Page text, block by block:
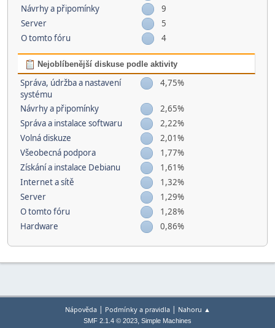
Návrhy a připomínky
9
Server
5
O tomto fóru
4
Nejoblíbenější diskuse podle aktivity
Správa, údržba a nastavení
systému
4,75%
Návrhy a připomínky
2,65%
Správa a instalace softwaru
2,22%
Volná diskuze
2,01%
Všeobecná podpora
1,77%
Získání a instalace Debianu
1,61%
Internet a sítě
1,32%
Server
1,29%
O tomto fóru
1,28%
Hardware
0,86%
Nápověda| Podmínky a pravidla| Nahoru ▲
SMF 2.1.4 © 2023, Simple Machines